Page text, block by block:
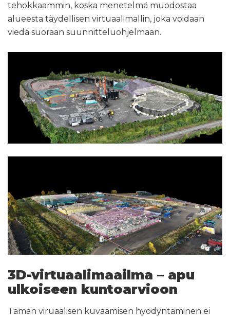
tehokkaammin, koska menetelmä muodostaa
alueesta täydellisen virtuaalimallin, joka voidaan
viedä suoraan suunnitteluohjelmaan.
3D-virtuaalimaailma – apu
ulkoiseen kuntoarvioon
Tämän viruaalisen kuvaamisen hyödyntäminen ei